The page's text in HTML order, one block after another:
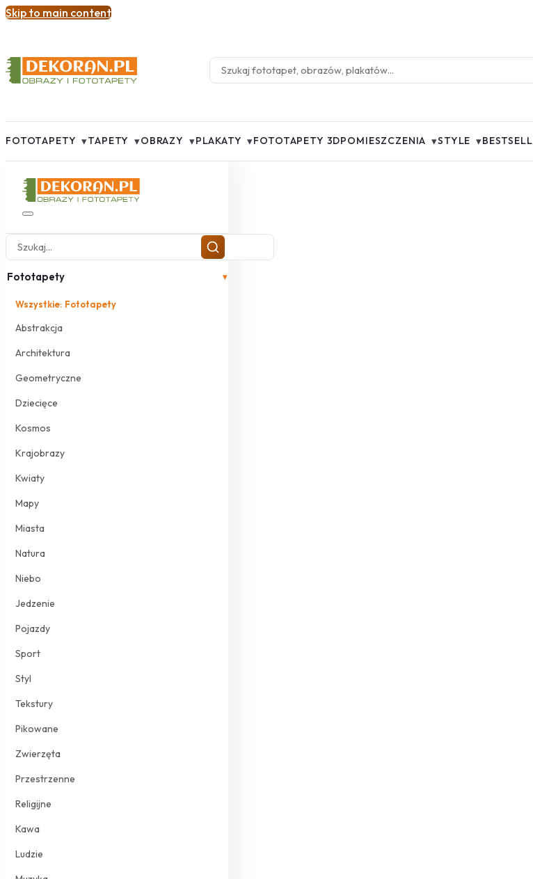
Skip to main content
FOTOTAPETY ▾TAPETY ▾OBRAZY ▾PLAKATY ▾FOTOTAPETY 3DPOMIESZCZENIA ▾STYLE ▾
Fototapety ▾
Wszystkie: Fototapety
Abstrakcja
Architektura
Geometryczne
Dziecięce
Kosmos
Krajobrazy
Kwiaty
Mapy
Miasta
Natura
Niebo
Jedzenie
Pojazdy
Sport
Styl
Tekstury
Pikowane
Zwierzęta
Przestrzenne
Religijne
Kawa
Ludzie